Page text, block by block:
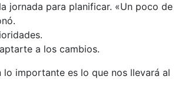
jornada para planificar. «Un poco de
a los cambios.
importante es lo que nos llevará al